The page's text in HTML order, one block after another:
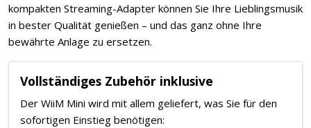
kompakten Streaming-Adapter können Sie Ihre Lieblingsmusik
in bester Qualität genießen – und das ganz ohne Ihre
bewährte Anlage zu ersetzen.
Vollständiges Zubehör inklusive
Der WiiM Mini wird mit allem geliefert, was Sie für den
sofortigen Einstieg benötigen: